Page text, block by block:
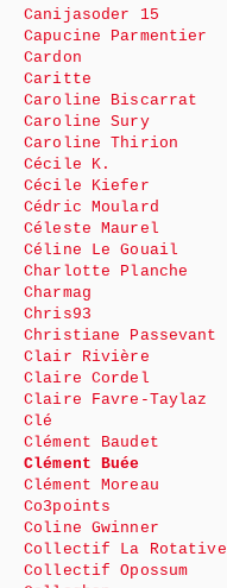
Canijasoder 15
Capucine Parmentier
Cardon
Caritte
Caroline Biscarrat
Caroline Sury
Caroline Thirion
Cécile K.
Cécile Kiefer
Cédric Moulard
Céleste Maurel
Céline Le Gouail
Charlotte Planche
Charmag
Chris93
Christiane Passevant
Clair Rivière
Claire Cordel
Claire Favre-Taylaz
Clé
Clément Baudet
Clément Buée
Clément Moreau
Co3points
Coline Gwinner
Collectif La Rotative
Collectif Opossum